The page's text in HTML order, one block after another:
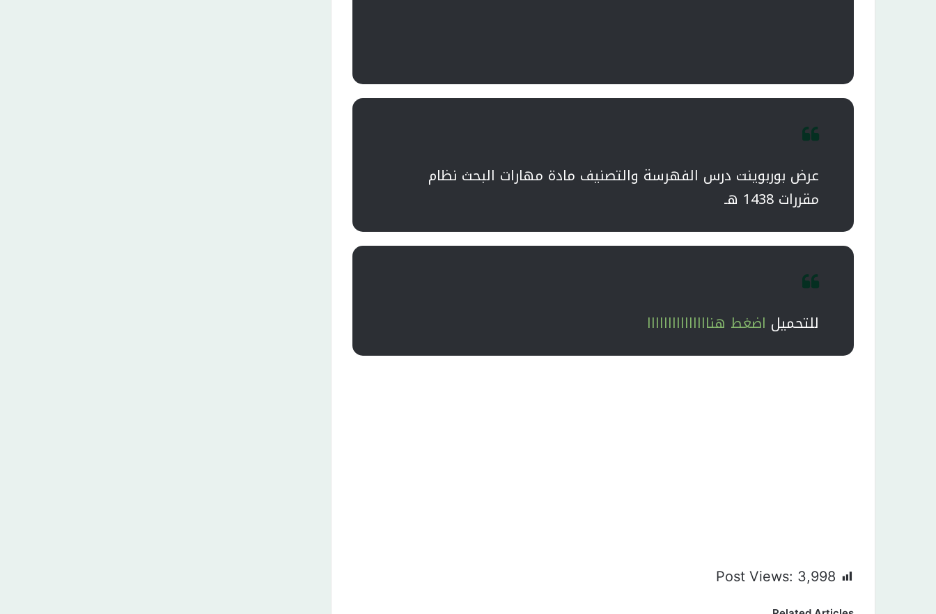
عرض بوربوينت درس الفهرسة والتصنيف مادة مهارات البحث نظام
مقررات 1438 هـ
للتحميل اضغط هنااااااااااااااا
Post Views: 3,998